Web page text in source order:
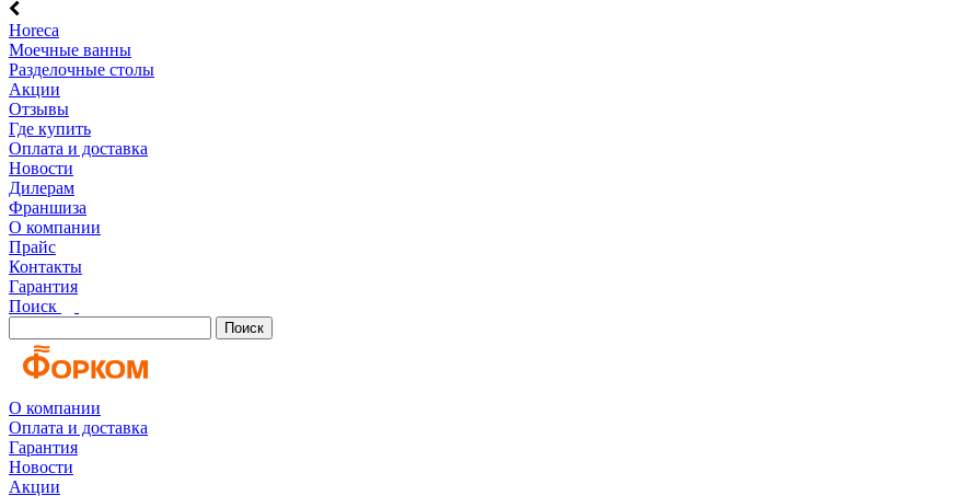
Horeca
Моечные ванны
Разделочные столы
Акции
Отзывы
Где купить
Оплата и доставка
Новости
Дилерам
Франшиза
О компании
Прайс
Контакты
Гарантия
Поиск
Поиск
О компании
Оплата и доставка
Гарантия
Новости
Акции